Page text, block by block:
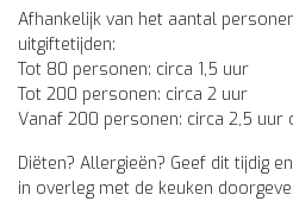
Afhankelijk van het aantal
uitgiftetijden:
Tot 80 personen: circa 1,5 uur
Tot 200 personen: circa 2 uur
Vanaf 200 personen: circa 2,5
Diëten? Allergieën? Geef dit tijdig
in overleg met de keuken